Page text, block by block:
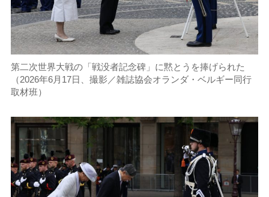
第二次世界大戦の「戦没者記念碑」に黙とうを捧げられた
（2026年6月17日、撮影／雑誌協会オランダ・ベルギー同行
取材班）